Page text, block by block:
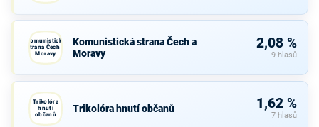
Komunistická
strana Čech a
Moravy
Komunistická strana Čech a
Moravy
2,08 %
9 hlasů
Trikolóra
hnutí
občanů
Trikolóra hnutí občanů 1,62 %
7 hlasů